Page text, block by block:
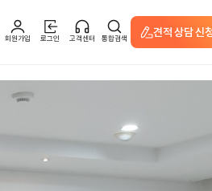
회원가입 로그인 고객센터 통합검색 견적 상담 신